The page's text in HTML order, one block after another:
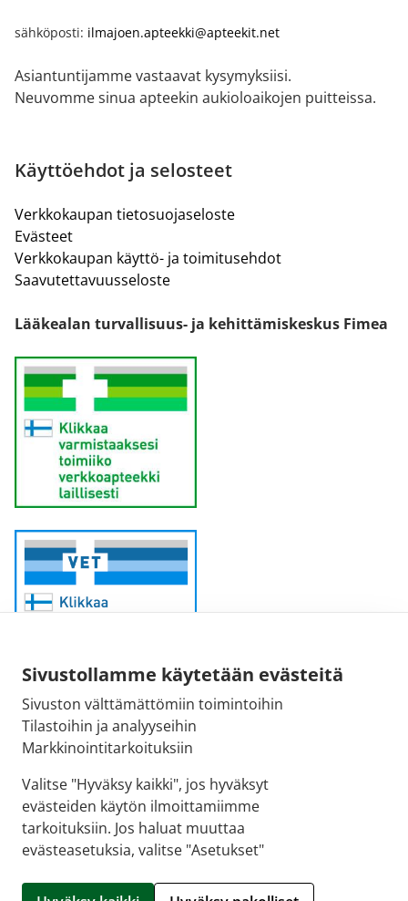
Sivustollamme käytetään evästeitä
Sivuston välttämättömiin toimintoihin
Tilastoihin ja analyyseihin
Markkinointitarkoituksiin
Valitse "Hyväksy kaikki", jos hyväksyt
evästeiden käytön ilmoittamiimme
tarkoituksiin. Jos haluat muuttaa
evästeasetuksia, valitse "Asetukset"
sähköposti: ilmajoen.apteekki@apteekit.net
Asiantuntijamme vastaavat kysymyksiisi.
Neuvomme sinua apteekin aukioloaikojen puitteissa.
Käyttöehdot ja selosteet
Verkkokaupan tietosuojaseloste
Evästeet
Verkkokaupan käyttö- ja toimitusehdot
Saavutettavuusseloste
Lääkealan turvallisuus- ja kehittämiskeskus Fimea
Sähköpostiosoite:
kirjaamo@fimea.fi
Fimean vaihde:
029 522 3341